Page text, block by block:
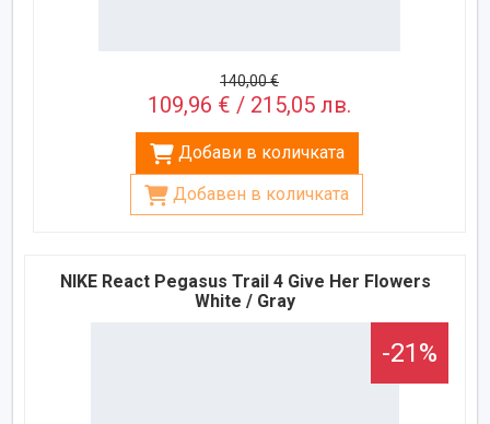
140,00 €
109,96 € / 215,05 лв.
Добави в количката
Добавен в количката
NIKE React Pegasus Trail 4 Give Her Flowers
White / Gray
-21%